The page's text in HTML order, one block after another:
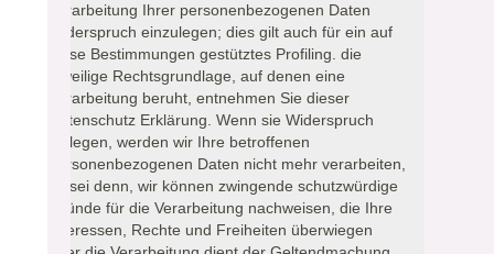
Verarbeitung Ihrer personenbezogenen Daten
Widerspruch einzulegen; dies gilt auch für ein auf
diese Bestimmungen gestütztes Profiling. die
jeweilige Rechtsgrundlage, auf denen eine
Verarbeitung beruht, entnehmen Sie dieser
Datenschutz Erklärung. Wenn sie Widerspruch
einlegen, werden wir Ihre betroffenen
personenbezogenen Daten nicht mehr verarbeiten,
es sei denn, wir können zwingende schutzwürdige
Gründe für die Verarbeitung nachweisen, die Ihre
Interessen, Rechte und Freiheiten überwiegen